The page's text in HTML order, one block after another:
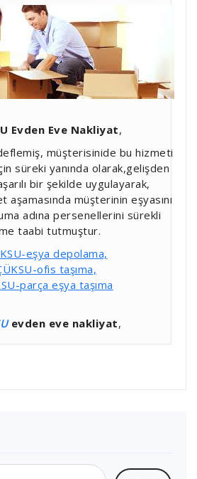
Evden Eve Nakliyat,
müşterisinide bu hizmeti
süreki yanında olarak,gelişden
bir şekilde uygulayarak,
aşamasında müşterinin eşyasını
adına persenellerini sürekli
taabi tutmuştur.
eşya depolama,
ofis taşıma,
parça eşya taşıma
evden eve nakliyat,